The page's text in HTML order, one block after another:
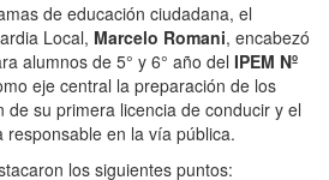
de educación ciudadana, el
Local, Marcelo Romani, encabezó
alumnos de 5° y 6° año del IPEM Nº
eje central la preparación de los
de su primera licencia de conducir y el
en la vía pública.
los siguientes puntos: